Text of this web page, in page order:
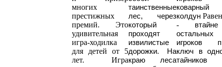
многих
престижных
премий. Это
удивительная
игра-ходилка
для детей от 5
лет. Игра
таинственные
лес, через
который
проходят
извилистые
дорожки. На
краю леса
коварный
колдун
-
остальных
игроков
ключ в